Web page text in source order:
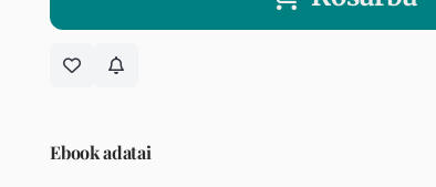
Ebook adatai